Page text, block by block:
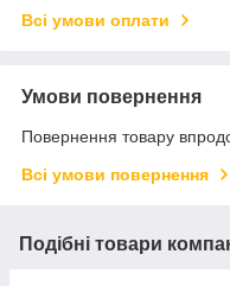
Всі умови оплати
Умови повернення
Повернення товару
Всі умови повернення
Подібні товари